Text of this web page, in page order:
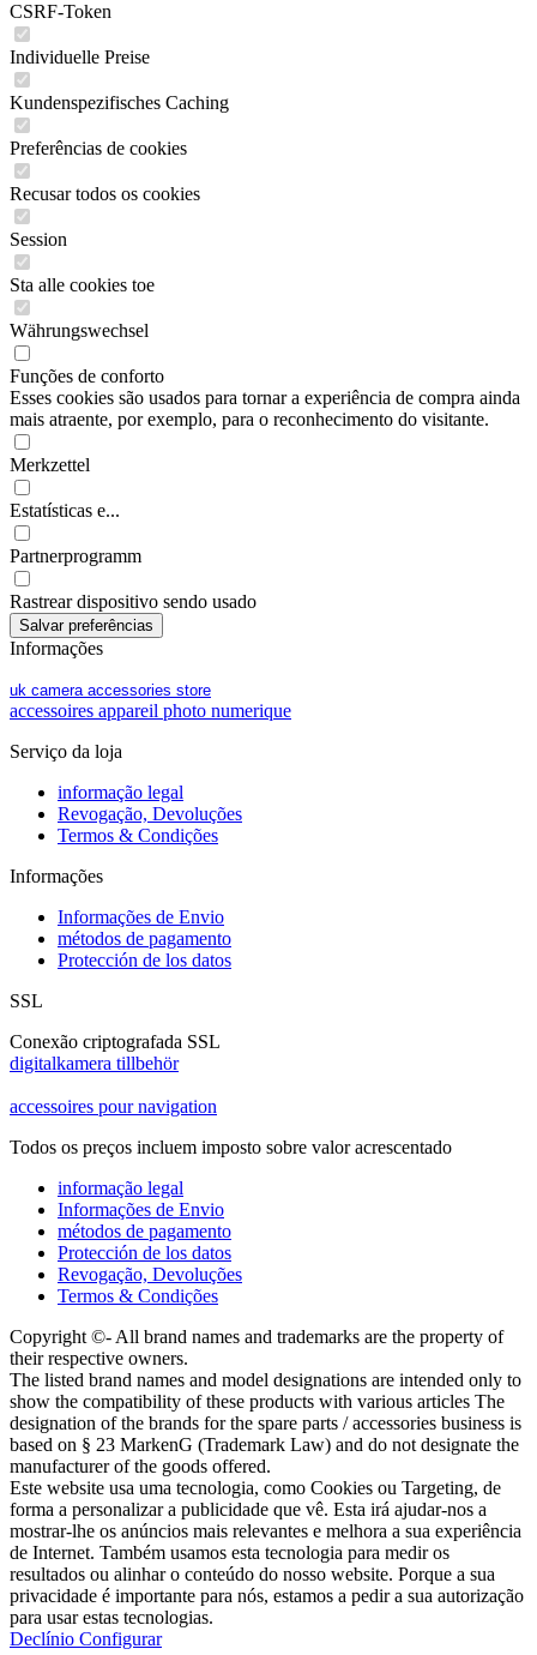
CSRF-Token
Individuelle Preise
Kundenspezifisches Caching
Preferências de cookies
Recusar todos os cookies
Session
Sta alle cookies toe
Währungswechsel
Funções de conforto
Esses cookies são usados para tornar a experiência de compra ainda
mais atraente, por exemplo, para o reconhecimento do visitante.
Merkzettel
Estatísticas e...
Partnerprogramm
Rastrear dispositivo sendo usado
Informações
uk camera accessories store
accessoires appareil photo numerique
Serviço da loja
informação legal
Revogação, Devoluções
Termos & Condições
Informações
Informações de Envio
métodos de pagamento
Protección de los datos
SSL
Conexão criptografada SSL
digitalkamera tillbehör
accessoires pour navigation
Todos os preços incluem imposto sobre valor acrescentado
informação legal
Informações de Envio
métodos de pagamento
Protección de los datos
Revogação, Devoluções
Termos & Condições
Copyright ©- All brand names and trademarks are the property of
their respective owners.
The listed brand names and model designations are intended only to
show the compatibility of these products with various articles The
designation of the brands for the spare parts / accessories business is
based on § 23 MarkenG (Trademark Law) and do not designate the
manufacturer of the goods offered.
Este website usa uma tecnologia, como Cookies ou Targeting, de
forma a personalizar a publicidade que vê. Esta irá ajudar-nos a
mostrar-lhe os anúncios mais relevantes e melhora a sua experiência
de Internet. Também usamos esta tecnologia para medir os
resultados ou alinhar o conteúdo do nosso website. Porque a sua
privacidade é importante para nós, estamos a pedir a sua autorização
para usar estas tecnologias.
Declínio Configurar